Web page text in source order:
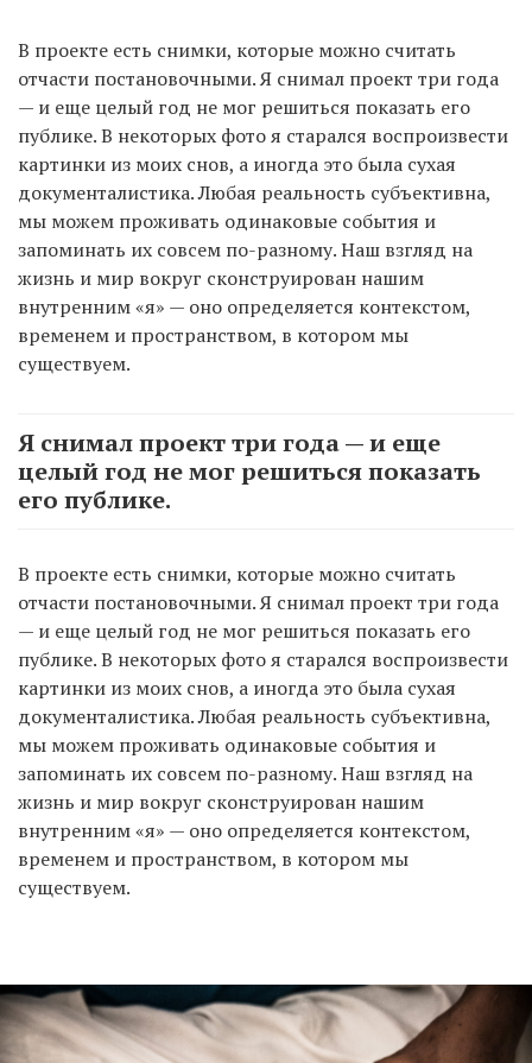
В проекте есть снимки, которые можно считать
отчасти постановочными. Я снимал проект три года
— и еще целый год не мог решиться показать его
публике. В некоторых фото я старался воспроизвести
картинки из моих снов, а иногда это была сухая
документалистика. Любая реальность субъективна,
мы можем проживать одинаковые события и
запоминать их совсем по-разному. Наш взгляд на
жизнь и мир вокруг сконструирован нашим
внутренним «я» — оно определяется контекстом,
временем и пространством, в котором мы
существуем.
Я снимал проект три года — и еще
целый год не мог решиться показать
его публике.
В проекте есть снимки, которые можно считать
отчасти постановочными. Я снимал проект три года
— и еще целый год не мог решиться показать его
публике. В некоторых фото я старался воспроизвести
картинки из моих снов, а иногда это была сухая
документалистика. Любая реальность субъективна,
мы можем проживать одинаковые события и
запоминать их совсем по-разному. Наш взгляд на
жизнь и мир вокруг сконструирован нашим
внутренним «я» — оно определяется контекстом,
временем и пространством, в котором мы
существуем.